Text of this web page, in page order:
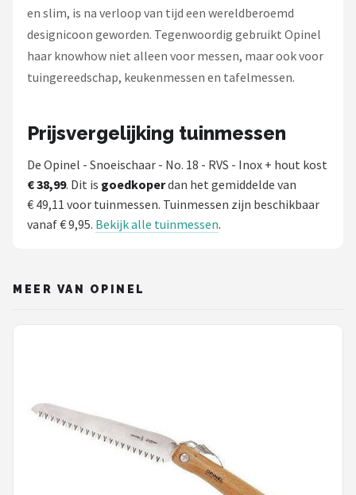
en slim, is na verloop van tijd een wereldberoemd
designicoon geworden. Tegenwoordig gebruikt Opinel
haar knowhow niet alleen voor messen, maar ook voor
tuingereedschap, keukenmessen en tafelmessen.
Prijsvergelijking tuinmessen
De Opinel - Snoeischaar - No. 18 - RVS - Inox + hout kost
€ 38,99. Dit is goedkoperdan het gemiddelde van
€ 49,11 voor tuinmessen. Tuinmessen zijn beschikbaar
vanaf € 9,95. Bekijk alle tuinmessen.
MEER VAN OPINEL